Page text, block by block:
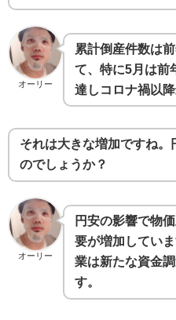
オーリー
累計倒産件数は
て、特に5月は前
達しコロナ禍以
それは大きな増加ですね。
のでしょうか？
オーリー
円安の影響で物
要が増加してい
業は新たな資金
す。